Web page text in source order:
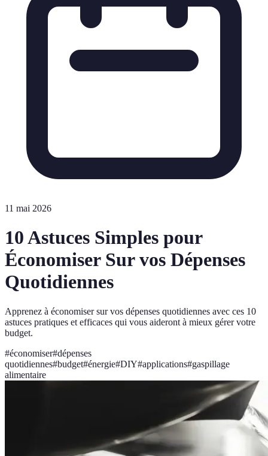
11 mai 2026
10 Astuces Simples pour
Économiser Sur vos Dépenses
Quotidiennes
Apprenez à économiser sur vos dépenses quotidiennes avec ces 10
astuces pratiques et efficaces qui vous aideront à mieux gérer votre
budget.
#économiser#dépenses
quotidiennes#budget#énergie#DIY#applications#gaspillage
alimentaire